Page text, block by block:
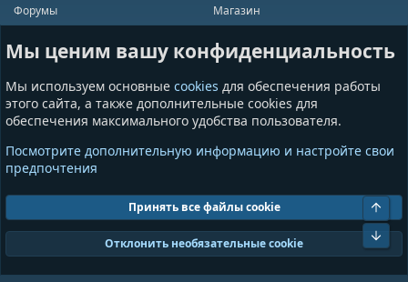
Форумы
Мини-чат
Ресурсы
Сообщества
Магазин
Лотереи
Приложения
Информация
Условия и правила
Политика конфиденциальности
Помощь
Разное
Общая информация
Пожертвования
GrayAndBlue (Dark)
Ширина Запросов 21 Время 0.0967s Память 10.01MB
Мы ценим вашу конфиденциальность
Мы используем основные cookies для обеспечения работы
этого сайта, а также дополнительные cookies для
обеспечения максимального удобства пользователя.
Посмотрите дополнительную информацию и настройте свои
предпочтения
Принять все файлы cookie
Отклонить необязательные cookie